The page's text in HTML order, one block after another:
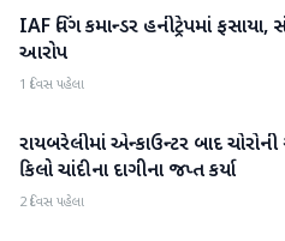
રાષ્ટ્રીય
IAF વિંગ કમાન્ડર હનીટ્રેપમાં
આરોપ
1 દિવસ પહેલા
રાષ્ટ્રીય
રાયબરેલીમાં એન્કાઉન્ટર બાદ
કિલો ચાંદીના દાગીના જપ્ત કર્યા
2 દિવસ પહેલા